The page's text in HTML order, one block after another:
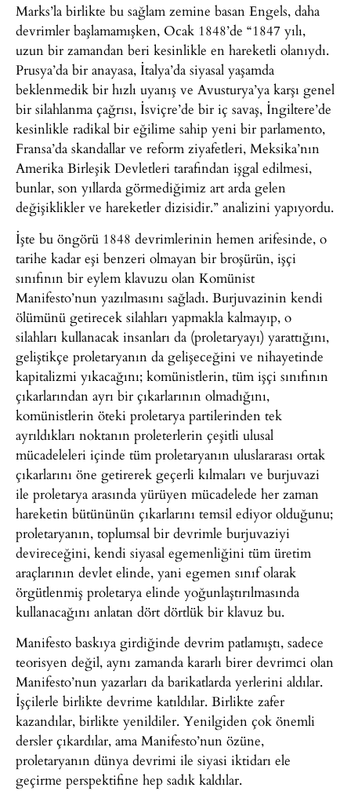
Marks’la birlikte bu sağlam zemine basan Engels, daha
devrimler başlamamışken, Ocak 1848’de “1847 yılı,
uzun bir zamandan beri kesinlikle en hareketli olanıydı.
Prusya’da bir anayasa, İtalya’da siyasal yaşamda
beklenmedik bir hızlı uyanış ve Avusturya’ya karşı genel
bir silahlanma çağrısı, İsviçre’de bir iç savaş, İngiltere’de
kesinlikle radikal bir eğilime sahip yeni bir parlamento,
Fransa’da skandallar ve reform ziyafetleri, Meksika’nın
Amerika Birleşik Devletleri tarafından işgal edilmesi,
bunlar, son yıllarda görmediğimiz art arda gelen
değişiklikler ve hareketler dizisidir.” analizini yapıyordu.
İşte bu öngörü 1848 devrimlerinin hemen arifesinde, o
tarihe kadar eşi benzeri olmayan bir broşürün, işçi
sınıfının bir eylem klavuzu olan Komünist
Manifesto’nun yazılmasını sağladı. Burjuvazinin kendi
ölümünü getirecek silahları yapmakla kalmayıp, o
silahları kullanacak insanları da (proletaryayı) yarattığını,
geliştikçe proletaryanın da gelişeceğini ve nihayetinde
kapitalizmi yıkacağını; komünistlerin, tüm işçi sınıfının
çıkarlarından ayrı bir çıkarlarının olmadığını,
komünistlerin öteki proletarya partilerinden tek
ayrıldıkları noktanın proleterlerin çeşitli ulusal
mücadeleleri içinde tüm proletaryanın uluslararası ortak
çıkarlarını öne getirerek geçerli kılmaları ve burjuvazi
ile proletarya arasında yürüyen mücadelede her zaman
hareketin bütününün çıkarlarını temsil ediyor olduğunu;
proletaryanın, toplumsal bir devrimle burjuvaziyi
devireceğini, kendi siyasal egemenliğini tüm üretim
araçlarının devlet elinde, yani egemen sınıf olarak
örgütlenmiş proletarya elinde yoğunlaştırılmasında
kullanacağını anlatan dört dörtlük bir klavuz bu.
Manifesto baskıya girdiğinde devrim patlamıştı, sadece
teorisyen değil, aynı zamanda kararlı birer devrimci olan
Manifesto’nun yazarları da barikatlarda yerlerini aldılar.
İşçilerle birlikte devrime katıldılar. Birlikte zafer
kazandılar, birlikte yenildiler. Yenilgiden çok önemli
dersler çıkardılar, ama Manifesto’nun özüne,
proletaryanın dünya devrimi ile siyasi iktidarı ele
geçirme perspektifine hep sadık kaldılar.